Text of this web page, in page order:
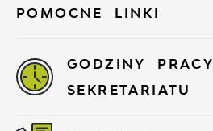
POMOCNE LINKI
GODZINY PRACY
SEKRETARIATU